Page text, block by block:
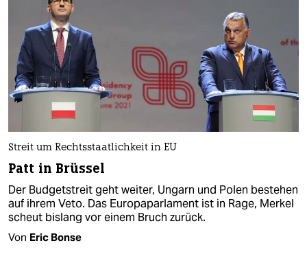
Streit um Rechtsstaatlichkeit in EU
Patt in Brüssel
Der Budgetstreit geht weiter, Ungarn und Polen bestehen
auf ihrem Veto. Das Europaparlament ist in Rage, Merkel
scheut bislang vor einem Bruch zurück.
Von Eric Bonse